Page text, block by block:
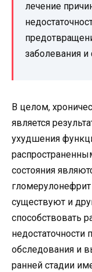
лечение
заболевания и
В целом,
является
ухудшения
состояния
существуют и
способствовать
обследования и
ранней стадии